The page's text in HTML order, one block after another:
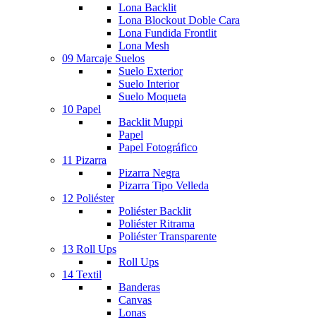
Lona Backlit
Lona Blockout Doble Cara
Lona Fundida Frontlit
Lona Mesh
09 Marcaje Suelos
Suelo Exterior
Suelo Interior
Suelo Moqueta
10 Papel
Backlit Muppi
Papel
Papel Fotográfico
11 Pizarra
Pizarra Negra
Pizarra Tipo Velleda
12 Poliéster
Poliéster Backlit
Poliéster Ritrama
Poliéster Transparente
13 Roll Ups
Roll Ups
14 Textil
Banderas
Canvas
Lonas